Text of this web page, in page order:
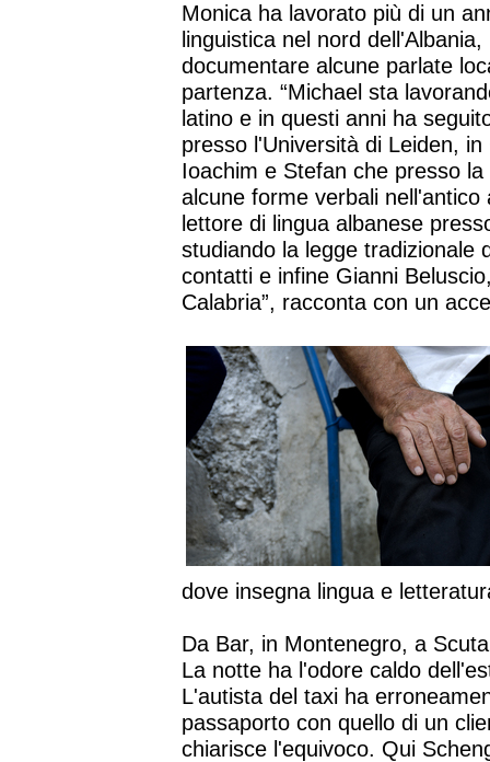
Monica ha lavorato più di un
linguistica nel nord
documentare alcune parlate
partenza. “Michael sta
latino e in questi anni ha
presso l'Università di Leiden,
Ioachim e Stefan che presso
alcune forme verbali
lettore di lingua albanese
studiando la legge tradizionale
contatti e infine Gianni
Calabria”, racconta con un
dove insegna lingua e
Da Bar, in Montenegro, a
La notte ha l'odore caldo
L'autista del taxi ha
passaporto con quello di un
chiarisce l'equivoco. Qui